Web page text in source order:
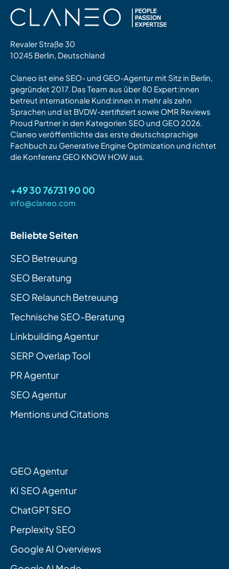
Revaler Straße 30
10245 Berlin, Deutschland
Claneo ist eine SEO- und GEO-Agentur mit Sitz in Berlin,
gegründet 2017. Das Team aus über 80 Expert:innen
betreut internationale Kund:innen in mehr als zehn
Sprachen und ist BVDW-zertifiziert sowie OMR Reviews
Proud Partner in den Kategorien SEO und GEO 2026.
Claneo veröffentlichte das erste deutschsprachige
Fachbuch zu Generative Engine Optimization und richtet
die Konferenz GEO KNOW HOW aus.
+49 30 76731 90 00
info@claneo.com
Beliebte Seiten
SEO Betreuung
SEO Beratung
SEO Relaunch Betreuung
Technische SEO-Beratung
Linkbuilding Agentur
SERP Overlap Tool
PR Agentur
SEO Agentur
Mentions und Citations
GEO Agentur
KI SEO Agentur
ChatGPT SEO
Perplexity SEO
Google AI Overviews